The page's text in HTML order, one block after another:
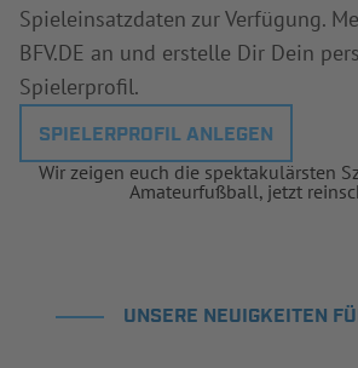
Spieleinsatzdaten zur Verfügung.
BFV.DE an und erstelle Dir Dein
Spielerprofil.
SPIELERPROFIL ANLEGEN
Wir zeigen euch die spektakulärsten
Amateurfußball, jetzt
UNSERE NEUIGKEITEN